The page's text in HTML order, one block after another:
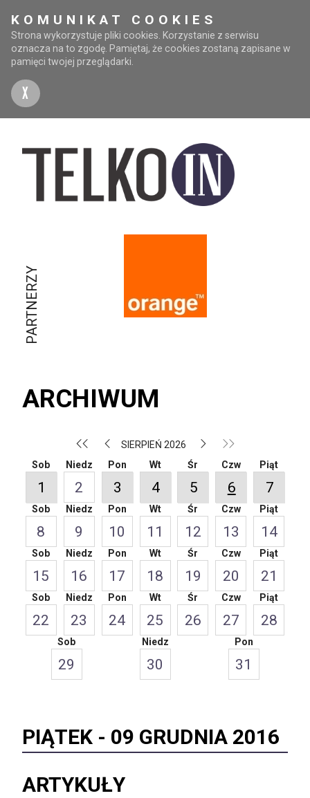
KOMUNIKAT COOKIES
Strona wykorzystuje pliki cookies. Korzystanie z serwisu
oznacza na to zgodę. Pamiętaj, że cookies zostaną zapisane w
pamięci twojej przeglądarki.
X
PARTNERZY
ARCHIWUM
SIERPIEŃ 2026
Sob
1
Niedz
2
Pon
3
Wt
4
Śr
5
Czw
6
Piąt
7
Sob
8
Niedz
9
Pon
10
Wt
11
Śr
12
Czw
13
Piąt
14
Sob
15
Niedz
16
Pon
17
Wt
18
Śr
19
Czw
20
Piąt
21
Sob
22
Niedz
23
Pon
24
Wt
25
Śr
26
Czw
27
Piąt
28
Sob
29
Niedz
30
Pon
31
PIĄTEK - 09 GRUDNIA 2016
ARTYKUŁY